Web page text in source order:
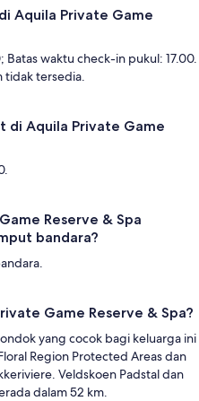
Aquila Private Game
waktu check-in pukul: 17.00.
tidak tersedia.
di Aquila Private Game
Reserve & Spa
bandara?
Game Reserve & Spa?
yang cocok bagi keluarga ini
Region Protected Areas dan
Veldskoen Padstal dan
dalam 52 km.